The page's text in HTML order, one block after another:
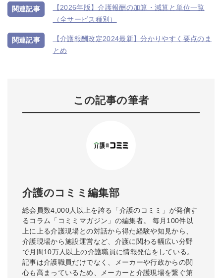
【2026年版】介護報酬の加算・減算と単位一覧
（全サービス種別）
【介護報酬改定2024最新】分かりやすく要点のま
とめ
この記事の筆者
介護のコミミ編集部
総会員数4,000人以上を誇る「介護のコミミ」が発信す
るコラム「コミミマガジン」の編集者。 毎月100件以
上に上る介護現場との対話から得た経験や知見から、
介護現場から施設運営など、介護に関わる幅広い分野
で月間10万人以上の介護職員に情報発信をしている。
記事は介護職員だけでなく、メーカーや行政からの関
心も高まっているため、メーカーと介護現場を繋ぐ第